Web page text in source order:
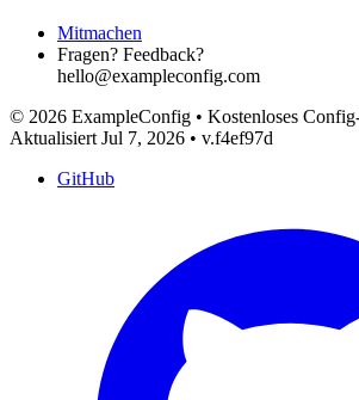
Mitmachen
Fragen? Feedback?
hello@exampleconfig.com
© 2026 ExampleConfig • Kostenloses
Aktualisiert Jul 7, 2026 • v.f4ef97d
GitHub